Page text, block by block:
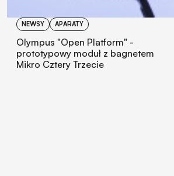
NEWSY APARATY
Olympus "Open Platform" -
prototypowy moduł z bagnetem
Mikro Cztery Trzecie